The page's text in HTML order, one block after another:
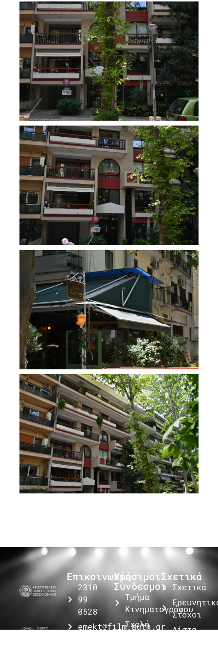
Χρήσιμοι
Σύνδεσμοι
Τμήμα
Κινηματογράφου
Σχολή
Σχετικά
Σχετικά
Στόχοι
Λίστα
Επικοινωνία
2310
99
0528
emekt@film.auth.gr